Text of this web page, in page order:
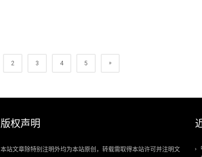
2 3 4 5 »
版权声明
本站文章除特别注明外均为本站原创，转载需取得本站许可并注明文